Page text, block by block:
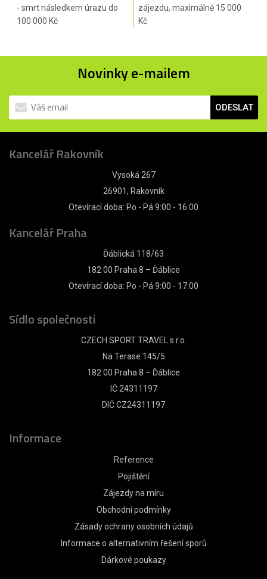
- smrt následkem úrazu do
100 000 Kč
zájezdu, maximálně 15 000
Kč
Novinky e-mailem
ODESLAT
Kancelář Rakovník
Vysoká 267
26901, Rakovník
Otevírací doba: Po - Pá 9:00 - 16:00
Kancelář Praha
Ďáblická 118/63
182 00 Praha 8 – Ďáblice
Otevírací doba: Po - Pá 9:00 - 17:00
Sídlo společnosti
CZECH SPORT TRAVEL s.r.o.
Na Terase 145/5
182 00 Praha 8 – Ďáblice
IČ 24311197
DIČ CZ24311197
Informace
Reference
Pojištění
Zájezdy na míru
Obchodní podmínky
Zásady ochrany osobních údajů
Informace o alternativním řešení sporů
Dárkové poukazy